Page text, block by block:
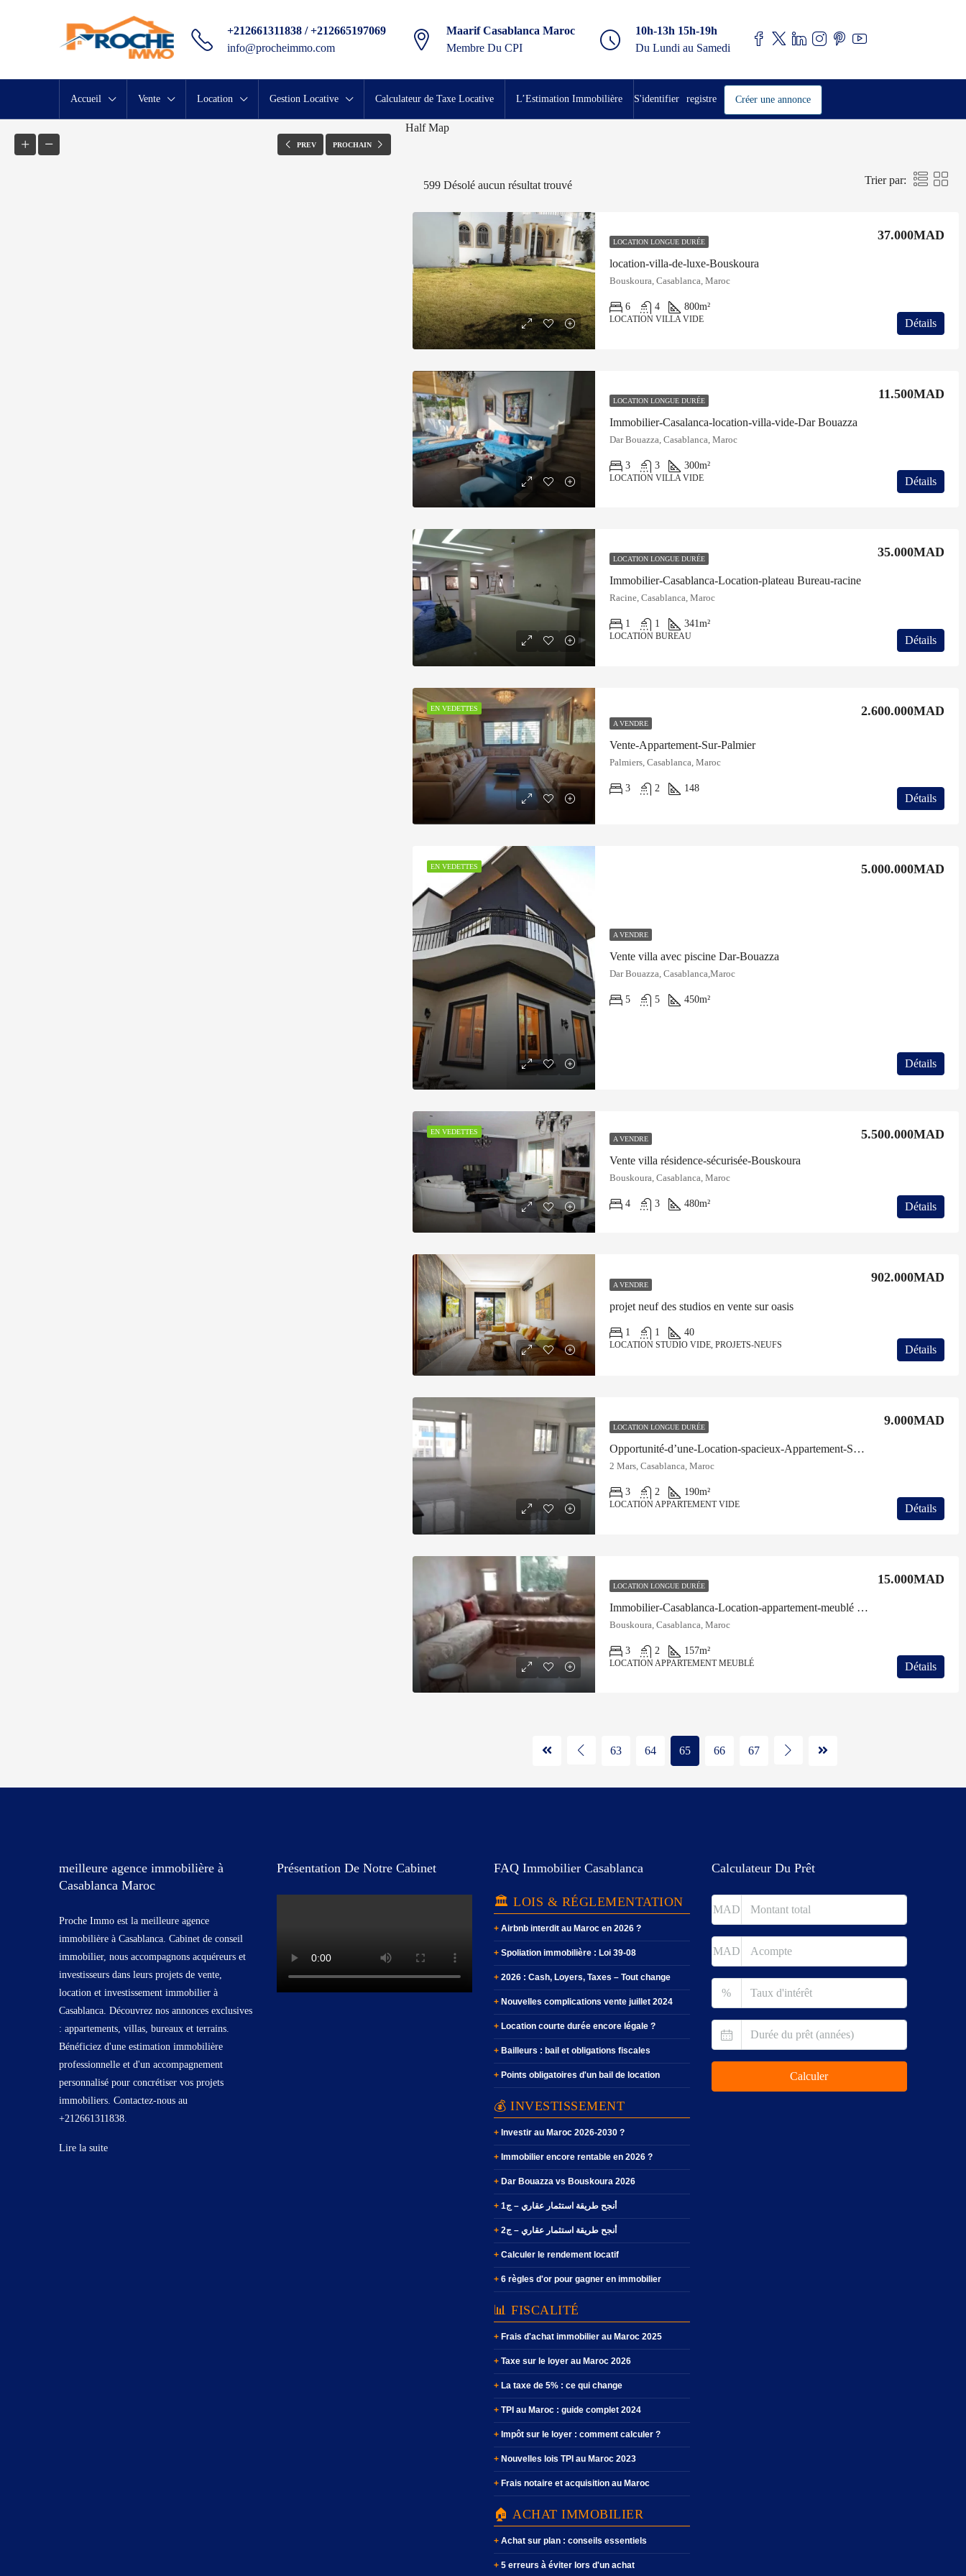
+212661311838 / +212665197069
info@procheimmo.com
Maarif Casablanca Maroc
Membre Du CPI
10h-13h 15h-19h
Du Lundi au Samedi
Accueil Vente Location Gestion Locative Calculateur de Taxe Locative L’Estimation Immobilière S'identifier registre Créer une annonce
PREV PROCHAIN
PLEIN ÉCRAN
Half Map
599 Désolé aucun résultat trouvé Trier par:
LOCATION LONGUE DURÉE
location-villa-de-luxe-Bouskoura
37.000MAD
Bouskoura, Casablanca, Maroc
6 4 800m²
LOCATION VILLA VIDE Détails
LOCATION LONGUE DURÉE
Immobilier-Casalanca-location-villa-vide-Dar Bouazza
11.500MAD
Dar Bouazza, Casablanca, Maroc
3 3 300m²
LOCATION VILLA VIDE Détails
LOCATION LONGUE DURÉE
Immobilier-Casablanca-Location-plateau Bureau-racine
35.000MAD
Racine, Casablanca, Maroc
1 1 341m²
LOCATION BUREAU Détails
EN VEDETTES
A VENDRE
Vente-Appartement-Sur-Palmier
2.600.000MAD
Palmiers, Casablanca, Maroc
3 2 148
Détails
EN VEDETTES
A VENDRE
Vente villa avec piscine Dar-Bouazza
5.000.000MAD
Dar Bouazza, Casablanca,Maroc
5 5 450m²
Détails
EN VEDETTES
A VENDRE
Vente villa résidence-sécurisée-Bouskoura
5.500.000MAD
Bouskoura, Casablanca, Maroc
4 3 480m² Détails
A VENDRE
projet neuf des studios en vente sur oasis
902.000MAD
1 1 40
LOCATION STUDIO VIDE, PROJETS-NEUFS Détails
LOCATION LONGUE DURÉE
Opportunité-d’une-Location-spacieux-Appartement-Sur-2Mars
9.000MAD
2 Mars, Casablanca, Maroc
3 2 190m²
LOCATION APPARTEMENT VIDE Détails
LOCATION LONGUE DURÉE
Immobilier-Casablanca-Location-appartement-meublé de hst sur Bouskoura
15.000MAD
Bouskoura, Casablanca, Maroc
3 2 157m²
LOCATION APPARTEMENT MEUBLÉ Détails
63 64 65 66 67
meilleure agence immobilière à
Casablanca Maroc
Proche Immo est la meilleure agence
immobilière à Casablanca. Cabinet de conseil
immobilier, nous accompagnons acquéreurs et
investisseurs dans leurs projets de vente,
location et investissement immobilier à
Casablanca. Découvrez nos annonces exclusives
: appartements, villas, bureaux et terrains.
Bénéficiez d'une estimation immobilière
professionnelle et d'un accompagnement
personnalisé pour concrétiser vos projets
immobiliers. Contactez-nous au
+212661311838.
Lire la suite
Présentation De Notre Cabinet FAQ Immobilier Casablanca
🏛️ LOIS & RÉGLEMENTATION
Airbnb interdit au Maroc en 2026 ?
Spoliation immobilière : Loi 39-08
2026 : Cash, Loyers, Taxes – Tout change
Nouvelles complications vente juillet 2024
Location courte durée encore légale ?
Bailleurs : bail et obligations fiscales
Points obligatoires d'un bail de location
💰 INVESTISSEMENT
Investir au Maroc 2026-2030 ?
Immobilier encore rentable en 2026 ?
Dar Bouazza vs Bouskoura 2026
أنجح طريقة استثمار عقاري – ج1
أنجح طريقة استثمار عقاري – ج2
Calculer le rendement locatif
6 règles d'or pour gagner en immobilier
📊 FISCALITÉ
Frais d'achat immobilier au Maroc 2025
Taxe sur le loyer au Maroc 2026
La taxe de 5% : ce qui change
TPI au Maroc : guide complet 2024
Impôt sur le loyer : comment calculer ?
Nouvelles lois TPI au Maroc 2023
Frais notaire et acquisition au Maroc
🏠 ACHAT IMMOBILIER
Achat sur plan : conseils essentiels
5 erreurs à éviter lors d'un achat
Calculateur Du Prêt
MAD
MAD
%
Calculer